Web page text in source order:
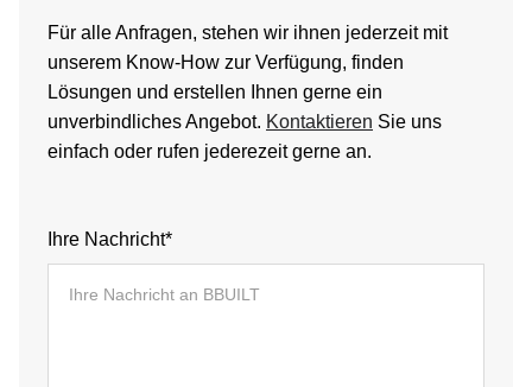
Für alle Anfragen, stehen wir ihnen jederzeit mit
unserem Know-How zur Verfügung, finden
Lösungen und erstellen Ihnen gerne ein
unverbindliches Angebot. Kontaktieren Sie uns
einfach oder rufen jederezeit gerne an.
Ihre Nachricht*